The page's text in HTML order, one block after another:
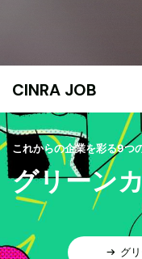
CINRA JOB
これからの企業を彩る9つ
グリーン
グ